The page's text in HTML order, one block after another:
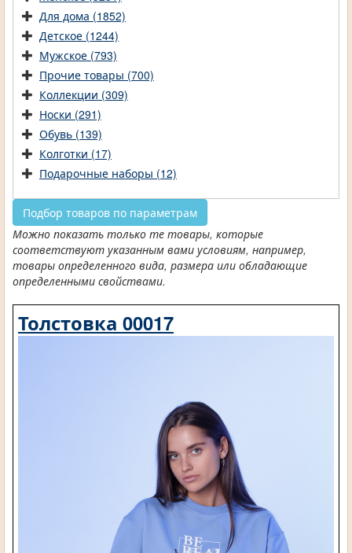
Для дома (1852)
Детское (1244)
Мужское (793)
Прочие товары (700)
Коллекции (309)
Носки (291)
Обувь (139)
Колготки (17)
Подарочные наборы (12)
Подбор товаров по параметрам
Можно показать только те товары, которые
соответствуют указанным вами условиям, например,
товары определенного вида, размера или обладающие
определенными свойствами.
Толстовка 00017